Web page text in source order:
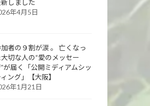
しました
年4月5日
者の９割が涙 。 亡くなっ
切な人の“愛のメッセー
が届く「公開ミディアムシッ
ング」【大阪】
年1月21日